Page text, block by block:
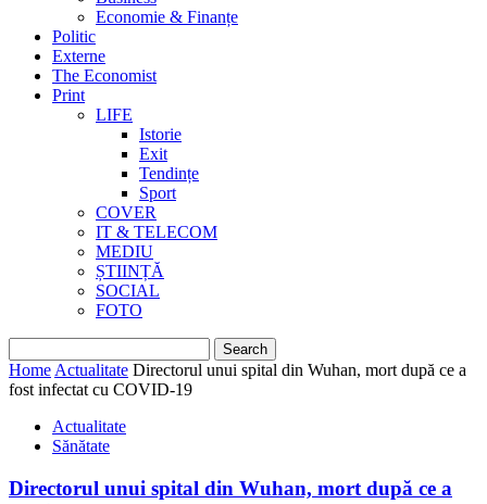
Economie & Finanțe
Politic
Externe
The Economist
Print
LIFE
Istorie
Exit
Tendințe
Sport
COVER
IT & TELECOM
MEDIU
ȘTIINȚĂ
SOCIAL
FOTO
Home Actualitate Directorul unui spital din Wuhan, mort după ce a
fost infectat cu COVID-19
Actualitate
Sănătate
Directorul unui spital din Wuhan, mort după ce a